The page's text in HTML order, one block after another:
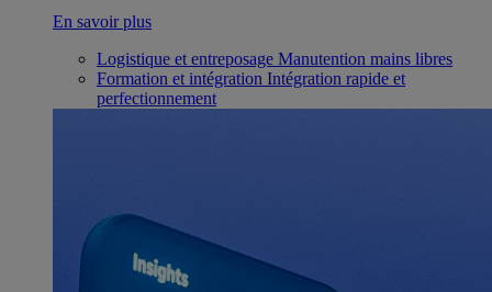
En savoir plus
Logistique et entreposage Manutention mains libres
Formation et intégration Intégration rapide et
perfectionnement